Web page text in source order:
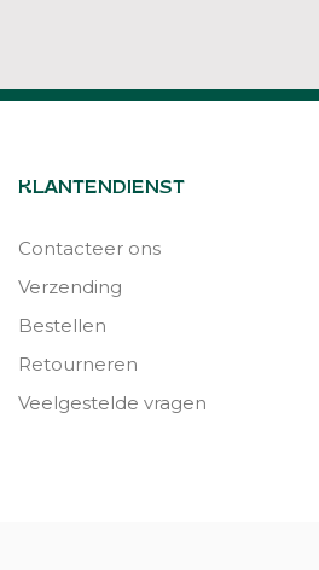
KLANTENDIENST
Contacteer ons
Verzending
Bestellen
Retourneren
Veelgestelde vragen